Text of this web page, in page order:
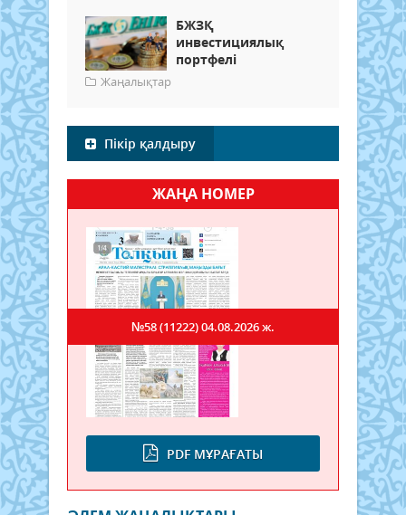
БЖЗҚ
инвестициялық
портфелі
Жаңалықтар
Пікір қалдыру
ЖАҢА НОМЕР
PDF МҰРАҒАТЫ
№58 (11222)04.08.2026 ж.